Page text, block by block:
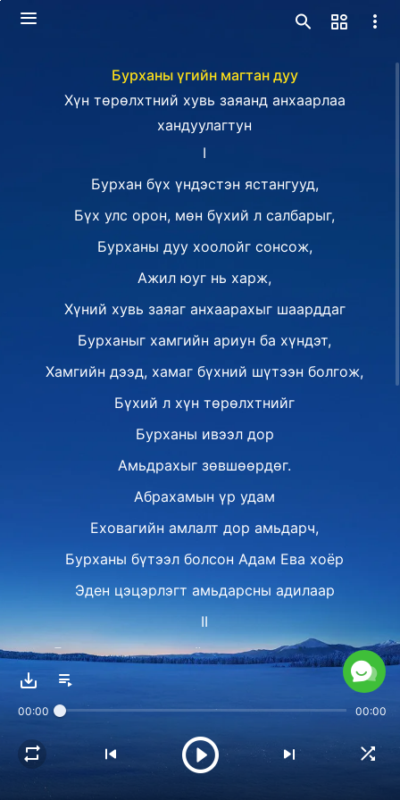
Бурханы үгийн магтан дуу
Хүн төрөлхтний хувь заяанд анхаарлаа
хандуулагтун
I
Бурхан бүх үндэстэн ястангууд,
Бүх улс орон, мөн бүхий л салбарыг,
Бурханы дуу хоолойг сонсож,
Ажил юуг нь харж,
Хүний хувь заяаг анхаарахыг шаарддаг
Бурханыг хамгийн ариун ба хүндэт,
Хамгийн дээд, хамаг бүхний шүтээн болгож,
Бүхий л хүн төрөлхтнийг
Бурханы ивээл дор
Амьдрахыг зөвшөөрдөг.
Абрахамын үр удам
Еховагийн амлалт дор амьдарч,
Бурханы бүтээл болсон Адам Ева хоёр
Эден цэцэрлэгт амьдарсны адилаар
II
Бурханы ажил далайн хүчит давалгаа мэт,
Хэн ч Түүний өлмийг хааж зогсоож чадахгүй
Түүний үгийг сонсож, дагасан төдийгөөр
Түүний мөрөөр замнаж, амлалтыг авна
Түүнээс бусад нь устгалтай нүүр тулж,
00:00 00:00